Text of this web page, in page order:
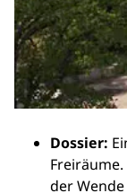
Dossier:
der